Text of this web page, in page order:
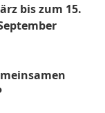
bis zum 15.